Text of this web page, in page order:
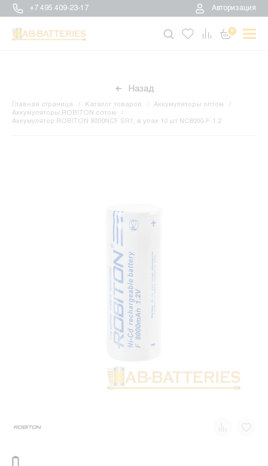
+7 495 409-23-17 Авторизация
0
Назад
Главная страница Каталог товаров
Аккумуляторы оптом
Аккумуляторы ROBITON оптом
Аккумулятор ROBITON 8000NCF SR1, в упак 10 шт NC8000-F-1.2